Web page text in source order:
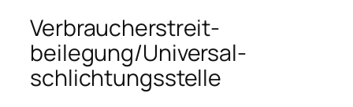
Verbraucher­streit­
beilegung/Universal­
schlichtungs­stelle